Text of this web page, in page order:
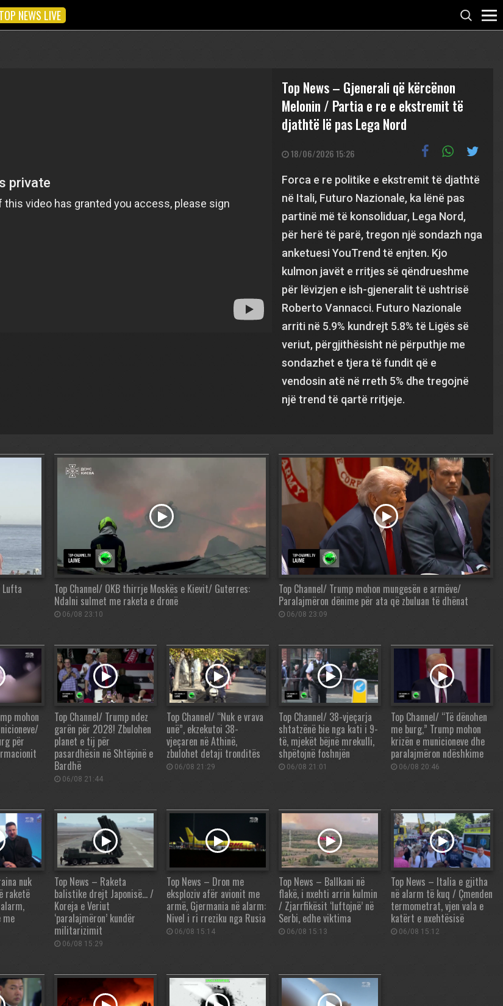
TOP NEWS LIVE
Top News – Gjenerali që kërcënon
Melonin / Partia e re e ekstremit të
djathtë lë pas Lega Nord
18/06/2026 15:26
Forca e re politike e ekstremit të djathtë
në Itali, Futuro Nazionale, ka lënë pas
partinë më të konsoliduar, Lega Nord,
për herë të parë, tregon një sondazh nga
anketuesi YouTrend të enjten. Kjo
kulmon javët e rritjes së qëndrueshme
për lëvizjen e ish-gjeneralit të ushtrisë
Roberto Vannacci. Futuro Nazionale
arriti në 5.9% kundrejt 5.8% të Ligës së
veriut, përgjithësisht në përputhje me
sondazhet e tjera të fundit që e
vendosin atë në rreth 5% dhe tregojnë
një trend të qartë rritjeje.
Lufta
Top Channel/ OKB thirrje Moskës e Kievit/ Guterres:
Ndalni sulmet me raketa e dronë
06/08 23:10
Top Channel/ Trump mohon mungesën e armëve/
Paralajmëron dënime për ata që zbuluan të dhënat
06/08 23:09
mohon
për
Top Channel/ Trump ndez
garën për 2028! Zbulohen
planet e tij për
pasardhësin në Shtëpinë e
Bardhë
06/08 21:44
Top Channel/ “Nuk e vrava
unë”, ekzekutoi 38-
vjeçaren në Athinë,
zbulohet detaji tronditës
06/08 21:29
Top Channel/ 38-vjeçarja
shtatzënë bie nga kati i 9-
të, mjekët bëjnë mrekulli,
shpëtojnë foshnjën
06/08 21:01
Top Channel/ “Të dënohen
me burg,” Trump mohon
krizën e municioneve dhe
paralajmëron ndëshkime
06/08 20:46
nuk
raketë
me
Top News – Raketa
balistike drejt Japonisë… /
Koreja e Veriut
‘paralajmëron’ kundër
militarizimit
06/08 15:29
Top News – Dron me
eksploziv afër avionit me
armë, Gjermania në alarm:
Nivel i ri rreziku nga Rusia
06/08 15:14
Top News – Ballkani në
flakë, i nxehti arrin kulmin
/ Zjarrfikësit ‘luftojnë’ në
Serbi, edhe viktima
06/08 15:13
Top News – Italia e gjitha
në alarm të kuq / Çmenden
termometrat, vjen vala e
katërt e nxehtësisë
06/08 15:12